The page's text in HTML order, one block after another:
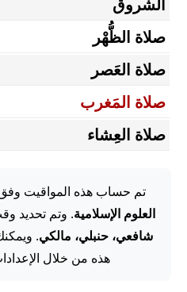
الشروق
صلاة الظُّهْر
صلاة العَصر
صلاة المَغرب
صلاة العِشاء
تم حساب هذه المواقيت
العلوم الإسلامية. وتم تحديد
شافعي، حنبلي، مالكي.
هذه من خلال